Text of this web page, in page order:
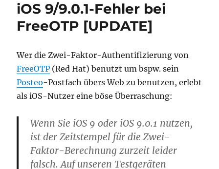
iOS 9/9.0.1-Fehler bei
FreeOTP [UPDATE]
Wer die Zwei-Faktor-Authentifizierung von
FreeOTP (Red Hat) benutzt um bspw. sein
Posteo-Postfach übers Web zu benutzen, erlebt
als iOS-Nutzer eine böse Überraschung:
Wenn Sie iOS 9 oder iOS 9.0.1 nutzen,
ist der Zeitstempel für die Zwei-
Faktor-Berechnung zurzeit leider
falsch. Auf unseren Testgeräten